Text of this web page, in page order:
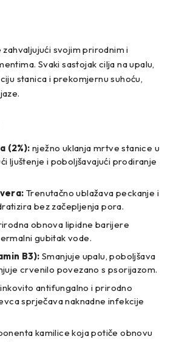
svojim prirodnim i
Svaki sastojak cilja na upalu,
stanica i prekomjernu suhoću,
(2%): nježno uklanja mrtve stanice u
ljuštenje i poboljšavajući prodiranje
Trenutačno ublažava peckanje i
bez začepljenja pora.
obnova lipidne barijere
gubitak vode.
B3): Smanjuje upalu, poboljšava
crvenilo povezano s psorijazom.
antifungalno i prirodno
sprječava naknadne infekcije
kamilice koja potiče obnovu